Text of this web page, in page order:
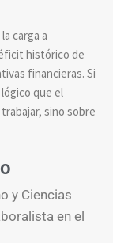
carga a
histórico de
financieras. Si
que el
sino sobre
y Ciencias
en el